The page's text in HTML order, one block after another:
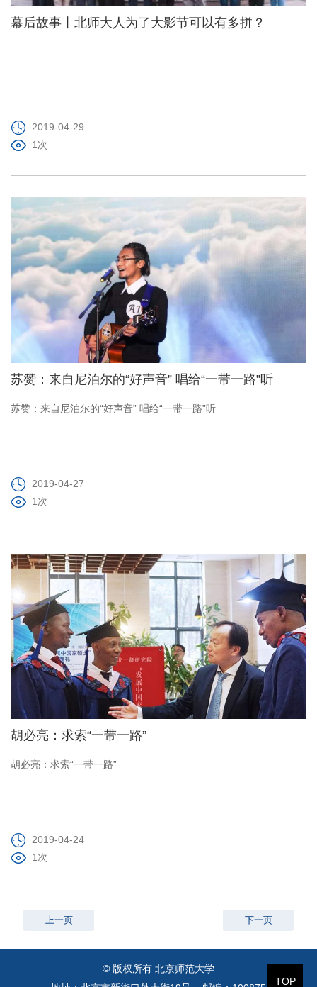
幕后故事丨北师大人为了大影节可以有多拼？
2019-04-29
1次
苏赞：来自尼泊尔的“好声音” 唱给“一带一路”听
苏赞：来自尼泊尔的“好声音” 唱给“一带一路”听
2019-04-27
1次
胡必亮：求索“一带一路”
胡必亮：求索“一带一路”
2019-04-24
1次
上一页 下一页
TOP
© 版权所有 北京师范大学